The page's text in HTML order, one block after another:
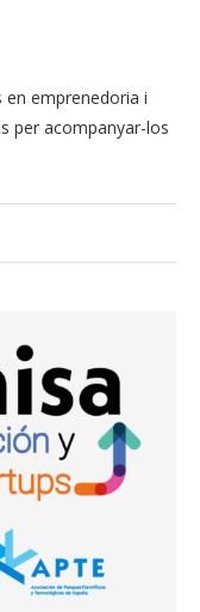
en emprenedoria i
per acompanyar-los